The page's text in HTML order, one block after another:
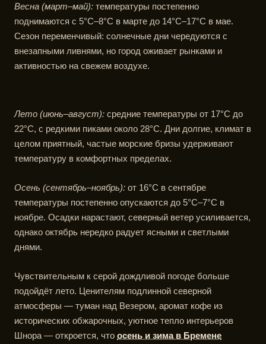
Весна (март–май): температуры постепенно
поднимаются с 5°C–8°C в марте до 14°C–17°C в мае.
Сезон переменчивый: солнечные дни чередуются с
внезапными ливнями, но город оживает рынками и
активностью на свежем воздухе.
Лето (июнь–август): средние температуры от 17°C до
22°C, с редкими пиками около 28°C. Дни долгие, климат в
целом приятный, частые морские бризы удерживают
температуру в комфортных пределах.
Осень (сентябрь–ноябрь): от 16°C в сентябре
температуры постепенно опускаются до 5°C–7°C в
ноябре. Осадки нарастают, северный ветер усиливается,
однако октябрь нередко радует ясными и светлыми
днями.
Чувствительным к серой дождливой погоде больше
подойдёт лето. Ценителям подлинной северной
атмосферы — туман над Везером, аромат кофе из
исторических обжарочных, уютное тепло интерьеров
Шнора — откроется, что осень и зима в Бремене